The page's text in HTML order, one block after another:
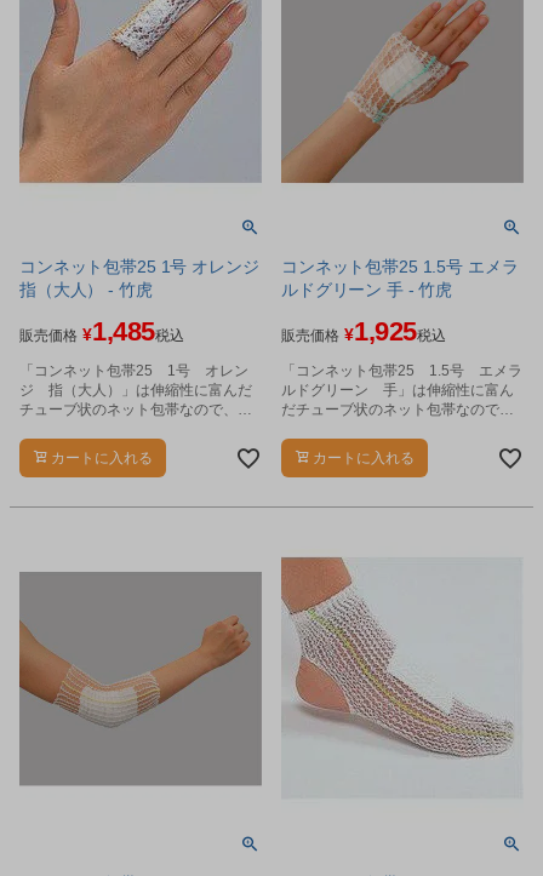
コンネット包帯25 1号 オレンジ
指（大人） - 竹虎
販売価格 ¥1,485税込
「コンネット包帯25 1号 オレン
ジ 指（大人）」は伸縮性に富んだ
チューブ状のネット包帯なので、当
す。
カートに入れる
コンネット包帯25 1.5号 エメラ
ルドグリーン 手 - 竹虎
販売価格 ¥1,925税込
「コンネット包帯25 1.5号 エメラ
ルドグリーン 手」は伸縮性に富ん
だチューブ状のネット包帯なので、
す。
カートに入れる